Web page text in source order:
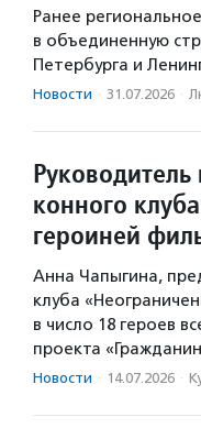
Ранее
в объединенную
Петербурга и
Новости · 31.07.2026 ·
конного
героиней
Анна Чапыгина,
клуба
в число 18 героев
проекта
Новости · 14.07.2026 ·